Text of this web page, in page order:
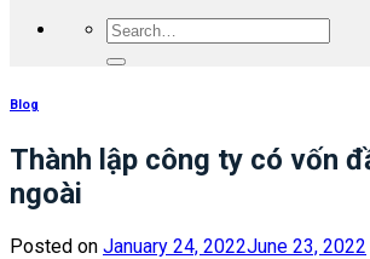
Blog
Thành lập công ty có vốn
ngoài
Posted on January 24, 2022June 23, 2022